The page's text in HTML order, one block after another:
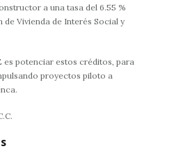
a una tasa del 6.55 %
Vivienda de Interés Social y
es potenciar estos créditos, para
proyectos piloto a